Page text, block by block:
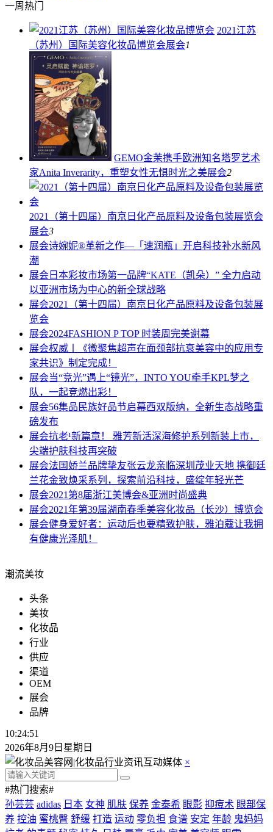
一周热门
2021江苏
（苏州）国际美容化妆品博览会展会1
GEMO金茉携手欧洲知名塔罗艺术
家Anita Inverarity，重塑女性无惧时光之美展会2
2021（第十四届）南京日化产品原料及设备包装展览会
展会3
展会诗婉妮®革新之作—「速润瓶」开启科技补水新风
潮
展会 日本彩妆市场第一品牌“KATE（凯朵）” 全力启动
以亚洲市场为中心的新全球战略
展会2021（第十四届）南京日化产品原料及设备包装展
览会
展会2024FASHION P TOP 时装周完美谢幕
展会权威丨《微聚焦超声在面颈部抗衰美容中的应用专
家共识》制定完成！
展会当“竞光”遇上“镜光”，INTO YOU牵手KPL梦之
队，一起竞燃出彩！
展会56集品民族好品节启幕西双版纳，全新生态战略重
磅发布
展会抗老¹新篇章！ 雅芳新活深海修护系列新装上市，
尖端护肤科技再突破
展会法国娇兰品牌挚友张云龙亲临深圳茂业天地 携御廷
兰花金致焕采系列，探索前沿科技，盛绽年轻光芒
展会2021第8届浙江美博会&亚洲时尚盛典
展会2021年第39届湖南春季美容化妆品（长沙）博览会
展会健身爱好者：运动后也要精致护肤，雅泊蔻让我拥
有健康光泽肌！
潮流美妆
头条
美妆
化妆品
行业
供应
渠道
OEM
展会
品牌
10:24:51
2026年8月9日星期日
×
#热门搜索#
孙芸芸 adidas 日本 女神 肌肤 保养 金泰希 眼影 抑痘术 眼部保
养 控油 蜜桃臀 舒缓 打造 运动 零负担 食谱 安定 年龄 鬼妈妈